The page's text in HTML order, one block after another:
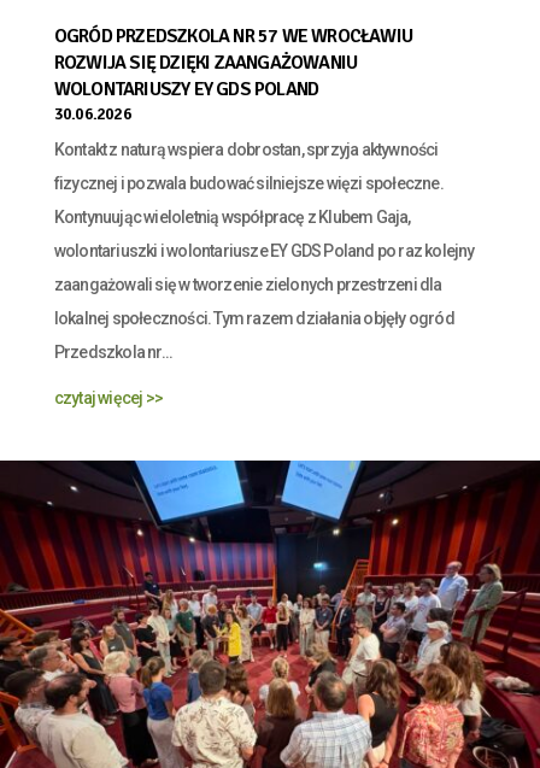
OGRÓD PRZEDSZKOLA NR 57 WE WROCŁAWIU
ROZWIJA SIĘ DZIĘKI ZAANGAŻOWANIU
WOLONTARIUSZY EY GDS POLAND
30.06.2026
Kontakt z naturą wspiera dobrostan, sprzyja aktywności
fizycznej i pozwala budować silniejsze więzi społeczne.
Kontynuując wieloletnią współpracę z Klubem Gaja,
wolontariuszki i wolontariusze EY GDS Poland po raz kolejny
zaangażowali się w tworzenie zielonych przestrzeni dla
lokalnej społeczności. Tym razem działania objęły ogród
Przedszkola nr...
czytaj więcej >>